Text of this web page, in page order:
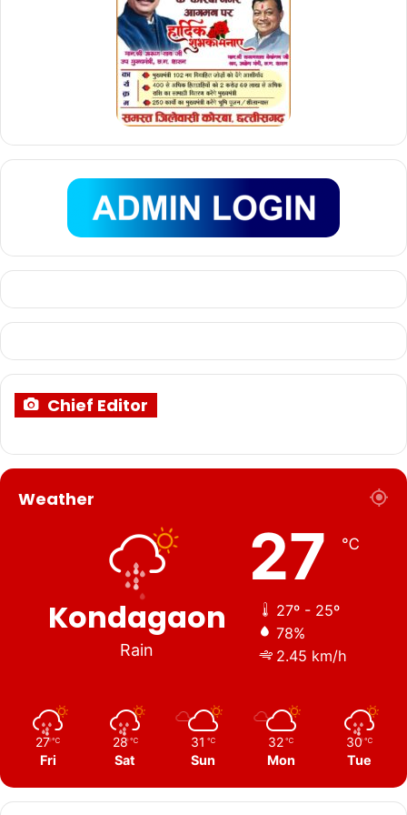
Chief Editor
Weather
Kondagaon
Rain
27 ℃
27º - 25º
78%
2.45 km/h
27 ℃
Fri
28 ℃
Sat
31 ℃
Sun
32 ℃
Mon
30 ℃
Tue